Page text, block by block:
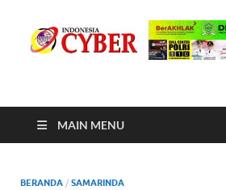
Indonesia
MAIN MENU
BERANDA / SAMARINDA